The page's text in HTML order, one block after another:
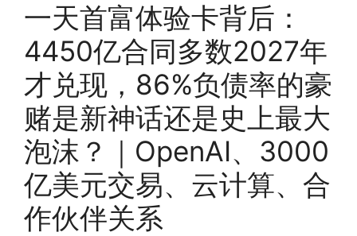
一天首富体验卡背后：
4450亿合同多数2027年
才兑现，86%负债率的豪
赌是新神话还是史上最大
泡沫？｜OpenAI、3000
亿美元交易、云计算、合
作伙伴关系